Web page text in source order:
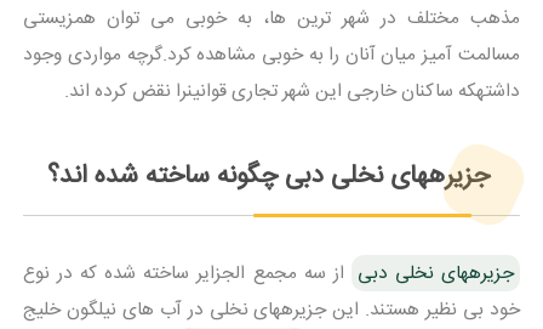
مذهب مختلف در شهر ترین ها، به خوبی می توان همزیستی
مسالمت آمیز میان آنان را به خوبی مشاهده کرد.گرچه مواردی وجود
داشتهکه ساکنان خارجی این شهر تجاری قوانینرا نقض کرده اند.
جزیرههای نخلی دبی چگونه ساخته شده اند؟
جزیرههای نخلی دبی از سه مجمع‌ الجزایر ساخته شده که در نوع
خود بی نظیر هستند. این جزیرههای نخلی در آب های نیلگون خلیج